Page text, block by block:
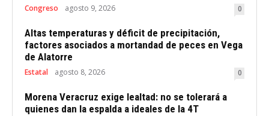
Congreso agosto 9, 2026 0
Altas temperaturas y déficit de precipitación,
factores asociados a mortandad de peces en Vega
de Alatorre
Estatal agosto 8, 2026 0
Morena Veracruz exige lealtad: no se tolerará a
quienes dan la espalda a ideales de la 4T